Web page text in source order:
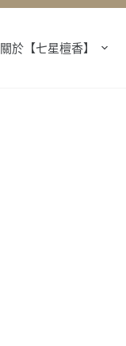
關於【七星檀香】